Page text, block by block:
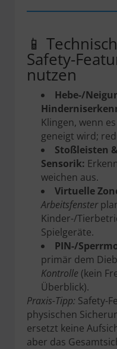
📱
Safety-
nutzen
Hebe-/
Klingen, wenn
geneigt wird;
Stoßleisten
Sensorik:
weichen aus.
Virtuelle
Arbeitsfenster
Kinder-/
Spielgeräte.
PIN-/
primär dem
Kontrolle (kein
Überblick).
Praxis-Tipp: Safety-
physischen
ersetzt keine
aber das